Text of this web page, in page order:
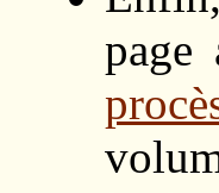
page